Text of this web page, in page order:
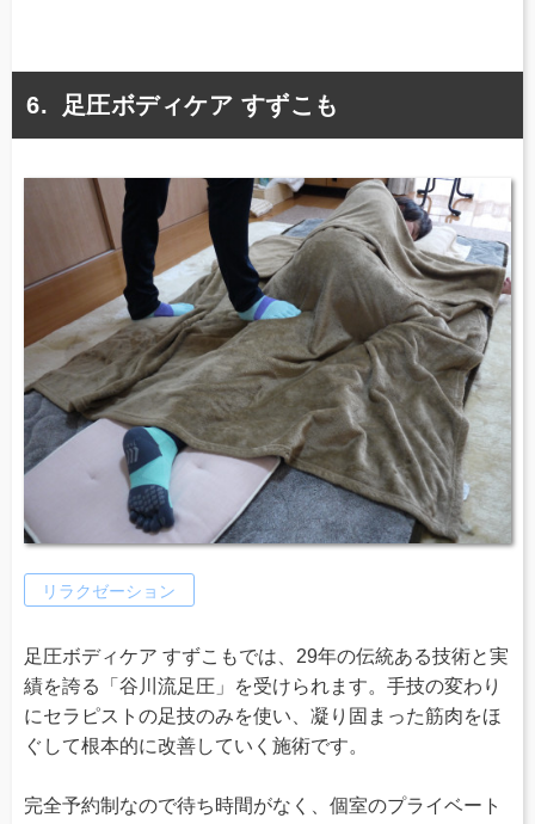
足圧ボディケア すずこも
リラクゼーション
足圧ボディケア すずこもでは、29年の伝統ある技術と実
績を誇る「谷川流足圧」を受けられます。手技の変わり
にセラピストの足技のみを使い、凝り固まった筋肉をほ
ぐして根本的に改善していく施術です。
完全予約制なので待ち時間がなく、個室のプライベート